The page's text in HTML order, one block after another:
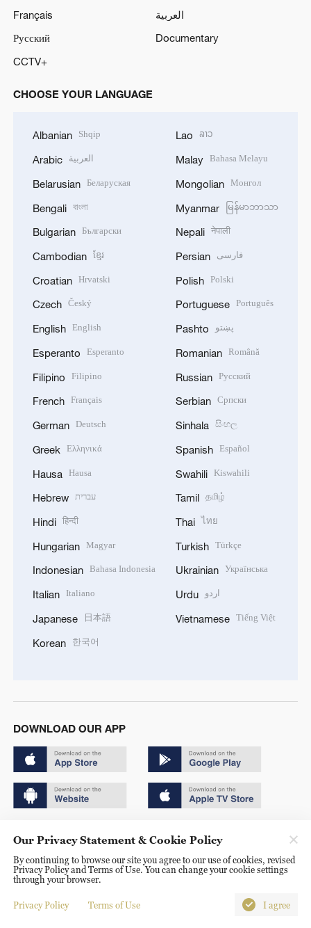
Français
العربية
Русский
Documentary
CCTV+
CHOOSE YOUR LANGUAGE
Albanian Shqip
Arabic العربية
Belarusian Беларуская
Bengali বাংলা
Bulgarian Български
Cambodian ខ្មែរ
Croatian Hrvatski
Czech Český
English English
Esperanto Esperanto
Filipino Filipino
French Français
German Deutsch
Greek Ελληνικά
Hausa Hausa
Hebrew עברית
Hindi हिन्दी
Hungarian Magyar
Indonesian Bahasa Indonesia
Italian Italiano
Japanese 日本語
Korean 한국어
Lao ລາວ
Malay Bahasa Melayu
Mongolian Монгол
Myanmar မြန်မာဘာသာ
Nepali नेपाली
Persian فارسی
Polish Polski
Portuguese Português
Pashto پښتو
Romanian Română
Russian Русский
Serbian Српски
Sinhala සිංහල
Spanish Español
Swahili Kiswahili
Tamil தமிழ்
Thai ไทย
Turkish Türkçe
Ukrainian Українська
Urdu اردو
Vietnamese Tiếng Việt
DOWNLOAD OUR APP
京ICP备20000184号
京公网安备 11010502050052号
Disinformation report hotline: 010-85061466
Our Privacy Statement & Cookie Policy
By continuing to browse our site you agree to our use of cookies, revised
Privacy Policy and Terms of Use. You can change your cookie settings
through your browser.
Privacy Policy Terms of Use I agree